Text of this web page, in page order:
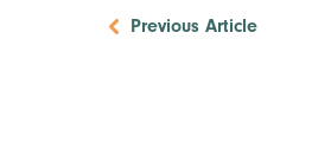
Previous Article